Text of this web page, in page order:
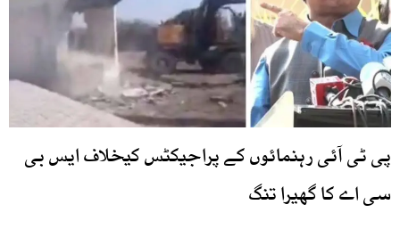
پی ٹی آئی رہنمائوں کے پراجیکٹس کیخلاف ایس بی
سی اے کا گھیرا تنگ